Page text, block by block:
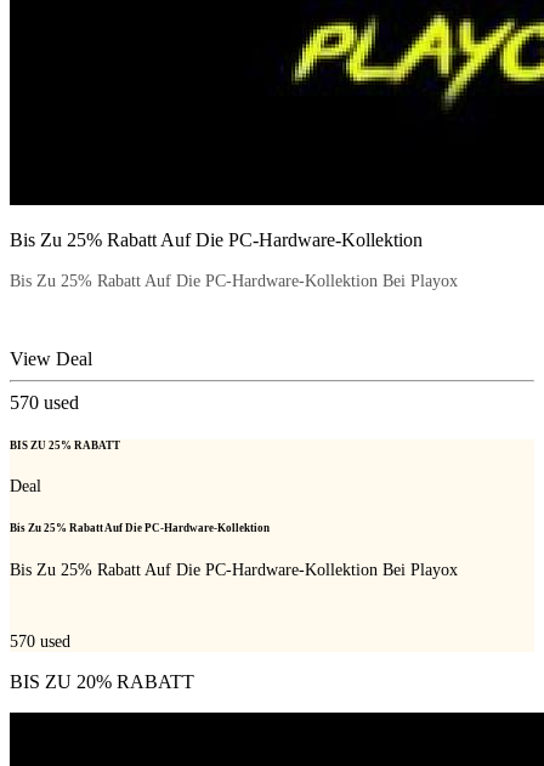
Bis Zu 25% Rabatt Auf Die PC-Hardware-Kollektion
Bis Zu 25% Rabatt Auf Die PC-Hardware-Kollektion Bei Playox
View Deal
570 used
BIS ZU 25% RABATT
Deal
Bis Zu 25% Rabatt Auf Die PC-Hardware-Kollektion
Bis Zu 25% Rabatt Auf Die PC-Hardware-Kollektion Bei Playox
570 used
BIS ZU 20% RABATT